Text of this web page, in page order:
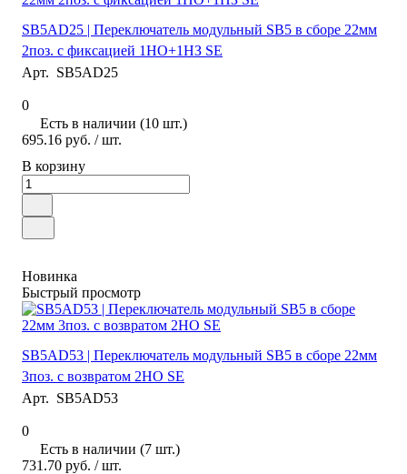
SB5AD25 | Переключатель модульный SB5 в сборе 22мм
2поз. с фиксацией 1НО+1НЗ SE
Арт. SB5AD25
0
Есть в наличии (10 шт.)
695.16 руб. / шт.
В корзину
Новинка
Быстрый просмотр
SB5AD53 | Переключатель модульный SB5 в сборе 22мм
3поз. с возвратом 2НО SE
Арт. SB5AD53
0
Есть в наличии (7 шт.)
731.70 руб. / шт.